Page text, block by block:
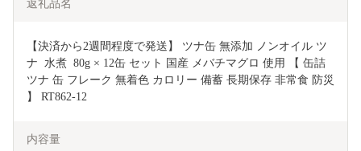
返礼品名
【決済から2週間程度で発送】 ツナ缶 無添加 ノンオイル ツ
ナ  水煮  80g × 12缶 セット 国産 メバチマグロ 使用 【 缶詰
ツナ 缶 フレーク 無着色 カロリー 備蓄 長期保存 非常食 防災
】 RT862-12
内容量